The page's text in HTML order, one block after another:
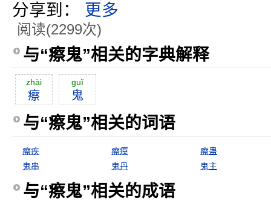
分享到： 更多
阅读(2299次)
与“瘵鬼”相关的字典解释
zhài
瘵
guĭ
鬼
与“瘵鬼”相关的词语
瘵疾 瘵瘼
瘵蛊
鬼串
鬼丹 鬼主
与“瘵鬼”相关的成语